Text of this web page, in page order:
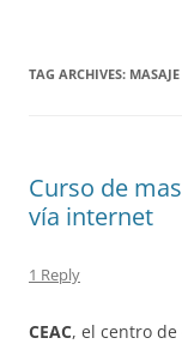
TAG ARCHIVES:
Curso de
vía internet
1 Reply
CEAC, el centro